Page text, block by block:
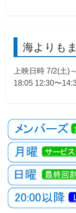
海よりも
上映日時 7/2(土)
18:05 12:30〜